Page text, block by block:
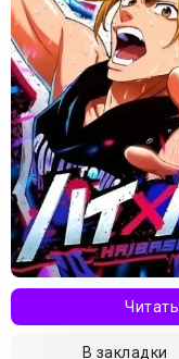
Читать
В закладки